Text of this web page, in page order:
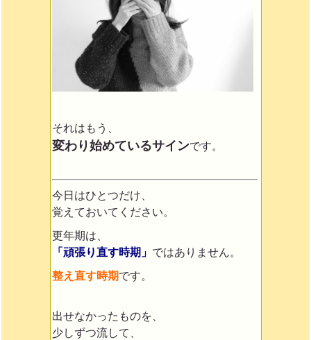
それはもう、
変わり始めているサインです。
今日はひとつだけ、
覚えておいてください。
更年期は、
「頑張り直す時期」 ではありません。
整え直す時期です。
出せなかったものを、
少しずつ流して、